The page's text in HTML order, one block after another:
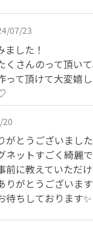
07/23
した！
くさんのって頂い
って頂けて大変嬉
20
がとうございまし
ネットすごく綺麗
前に教えていただ
りがとうございま
待ちしております✨